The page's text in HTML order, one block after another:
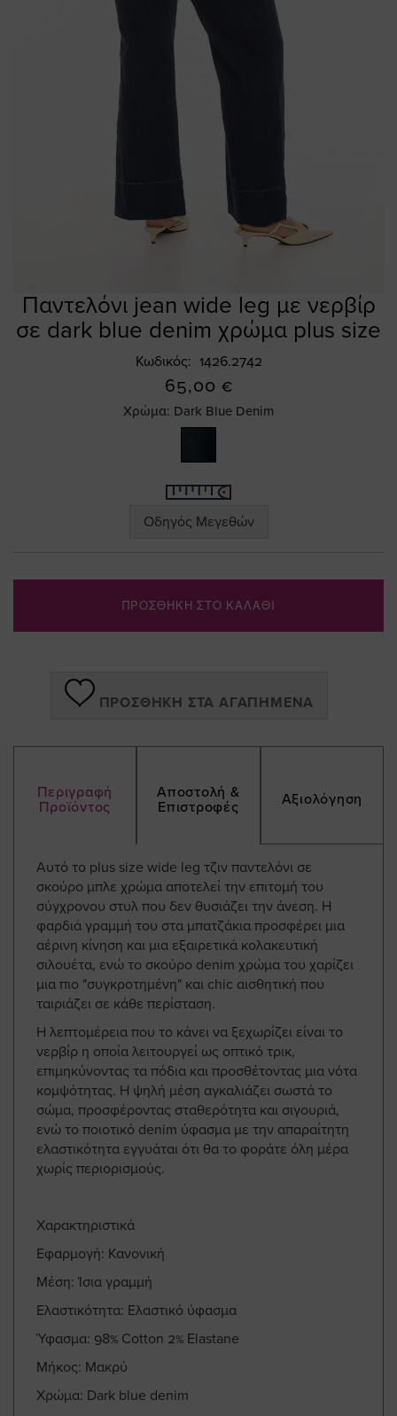
Παντελόνι jean wide leg με νερβίρ
σε dark blue denim χρώμα plus size
Κωδικός 1426.2742
65,00 €
Χρώμα: Dark Blue Denim
Οδηγός Μεγεθών
ΠΡΟΣΘΗΚΗ ΣΤΟ ΚΑΛΑΘΙ
ΠΡΟΣΘΉΚΗ ΣΤΑ ΑΓΑΠΗΜΈΝΑ
Περιγραφή
Προϊόντος
Αποστολή &
Επιστροφές
Αξιολόγηση
Αυτό το plus size wide leg τζιν παντελόνι σε
σκούρο μπλε χρώμα αποτελεί την επιτομή του
σύγχρονου στυλ που δεν θυσιάζει την άνεση. Η
φαρδιά γραμμή του στα μπατζάκια προσφέρει μια
αέρινη κίνηση και μια εξαιρετικά κολακευτική
σιλουέτα, ενώ το σκούρο denim χρώμα του χαρίζει
μια πιο "συγκροτημένη" και chic αισθητική που
ταιριάζει σε κάθε περίσταση.
Η λεπτομέρεια που το κάνει να ξεχωρίζει είναι το
νερβίρ η οποία λειτουργεί ως οπτικό τρικ,
επιμηκύνοντας τα πόδια και προσθέτοντας μια νότα
κομψότητας. Η ψηλή μέση αγκαλιάζει σωστά το
σώμα, προσφέροντας σταθερότητα και σιγουριά,
ενώ το ποιοτικό denim ύφασμα με την απαραίτητη
ελαστικότητα εγγυάται ότι θα το φοράτε όλη μέρα
χωρίς περιορισμούς.
Χαρακτηριστικά
Εφαρμογή: Κανονική
Μέση: Ίσια γραμμή
Ελαστικότητα: Ελαστικό ύφασμα
Ύφασμα: 98% Cotton 2% Elastane
Μήκος: Μακρύ
Χρώμα: Dark blue denim
Skip
to
the